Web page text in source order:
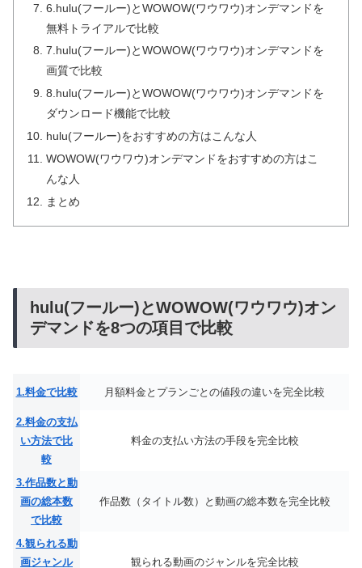
6.hulu(フールー)とWOWOW(ワウワウ)オンデマンドを
無料トライアルで比較
7.hulu(フールー)とWOWOW(ワウワウ)オンデマンドを
画質で比較
8.hulu(フールー)とWOWOW(ワウワウ)オンデマンドを
ダウンロード機能で比較
hulu(フールー)をおすすめの方はこんな人
WOWOW(ワウワウ)オンデマンドをおすすめの方はこ
んな人
まとめ
hulu(フールー)とWOWOW(ワウワウ)オン
デマンドを8つの項目で比較
1.料金で比較 月額料金とプランごとの値段の違いを完全比較
2.料金の支払
い方法で比
較
料金の支払い方法の手段を完全比較
3.作品数と動
画の総本数
で比較
作品数（タイトル数）と動画の総本数を完全比較
4.観られる動
画ジャンル
観られる動画のジャンルを完全比較